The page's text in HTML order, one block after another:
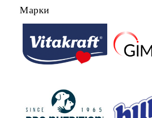
Марки